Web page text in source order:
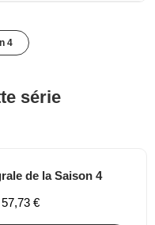
4
série
de la Saison 4
€